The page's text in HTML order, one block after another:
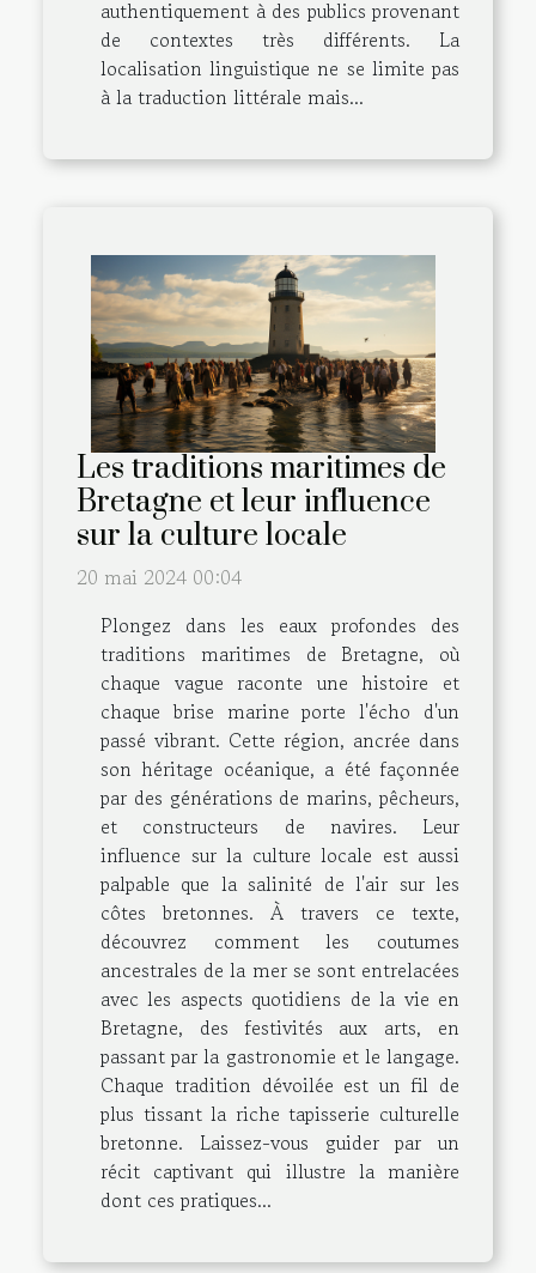
authentiquement à des publics provenant
de contextes très différents. La
localisation linguistique ne se limite pas
à la traduction littérale mais...
Les traditions maritimes de
Bretagne et leur influence
sur la culture locale
20 mai 2024 00:04
Plongez dans les eaux profondes des
traditions maritimes de Bretagne, où
chaque vague raconte une histoire et
chaque brise marine porte l'écho d'un
passé vibrant. Cette région, ancrée dans
son héritage océanique, a été façonnée
par des générations de marins, pêcheurs,
et constructeurs de navires. Leur
influence sur la culture locale est aussi
palpable que la salinité de l'air sur les
côtes bretonnes. À travers ce texte,
découvrez comment les coutumes
ancestrales de la mer se sont entrelacées
avec les aspects quotidiens de la vie en
Bretagne, des festivités aux arts, en
passant par la gastronomie et le langage.
Chaque tradition dévoilée est un fil de
plus tissant la riche tapisserie culturelle
bretonne. Laissez-vous guider par un
récit captivant qui illustre la manière
dont ces pratiques...